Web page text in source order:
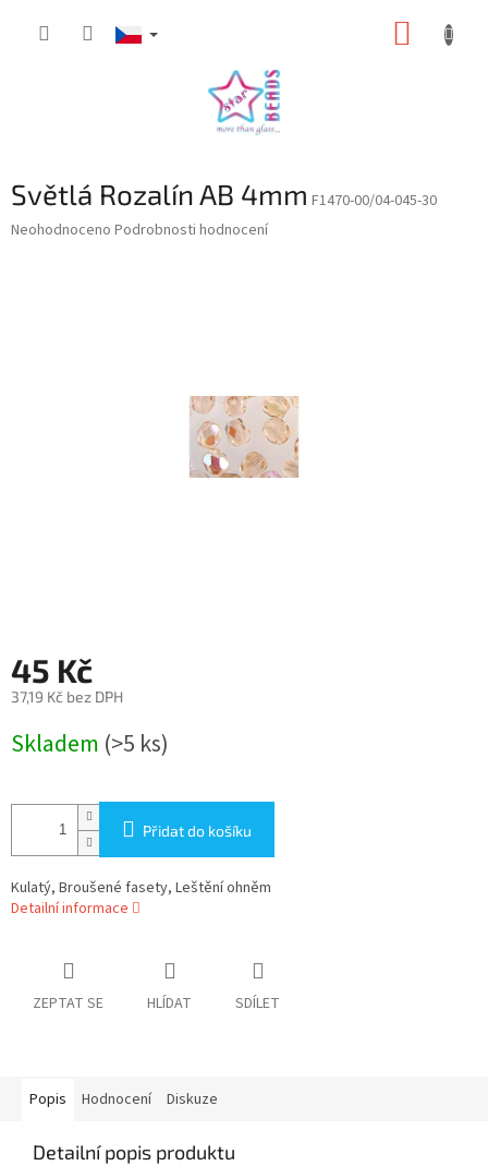
Světlá Rozalín AB 4mm F1470-00/04-045-30
Průměrné
Neohodnoceno Podrobnosti hodnocení
45 Kč
37,19 Kč bez DPH
cena:
Skladem (>5 ks)
Přidat do košíku
Kulatý, Broušené fasety, Leštění ohněm
Detailní informace
ZEPTAT SE HLÍDAT SDÍLET
Popis Hodnocení Diskuze
Detailní popis produktu